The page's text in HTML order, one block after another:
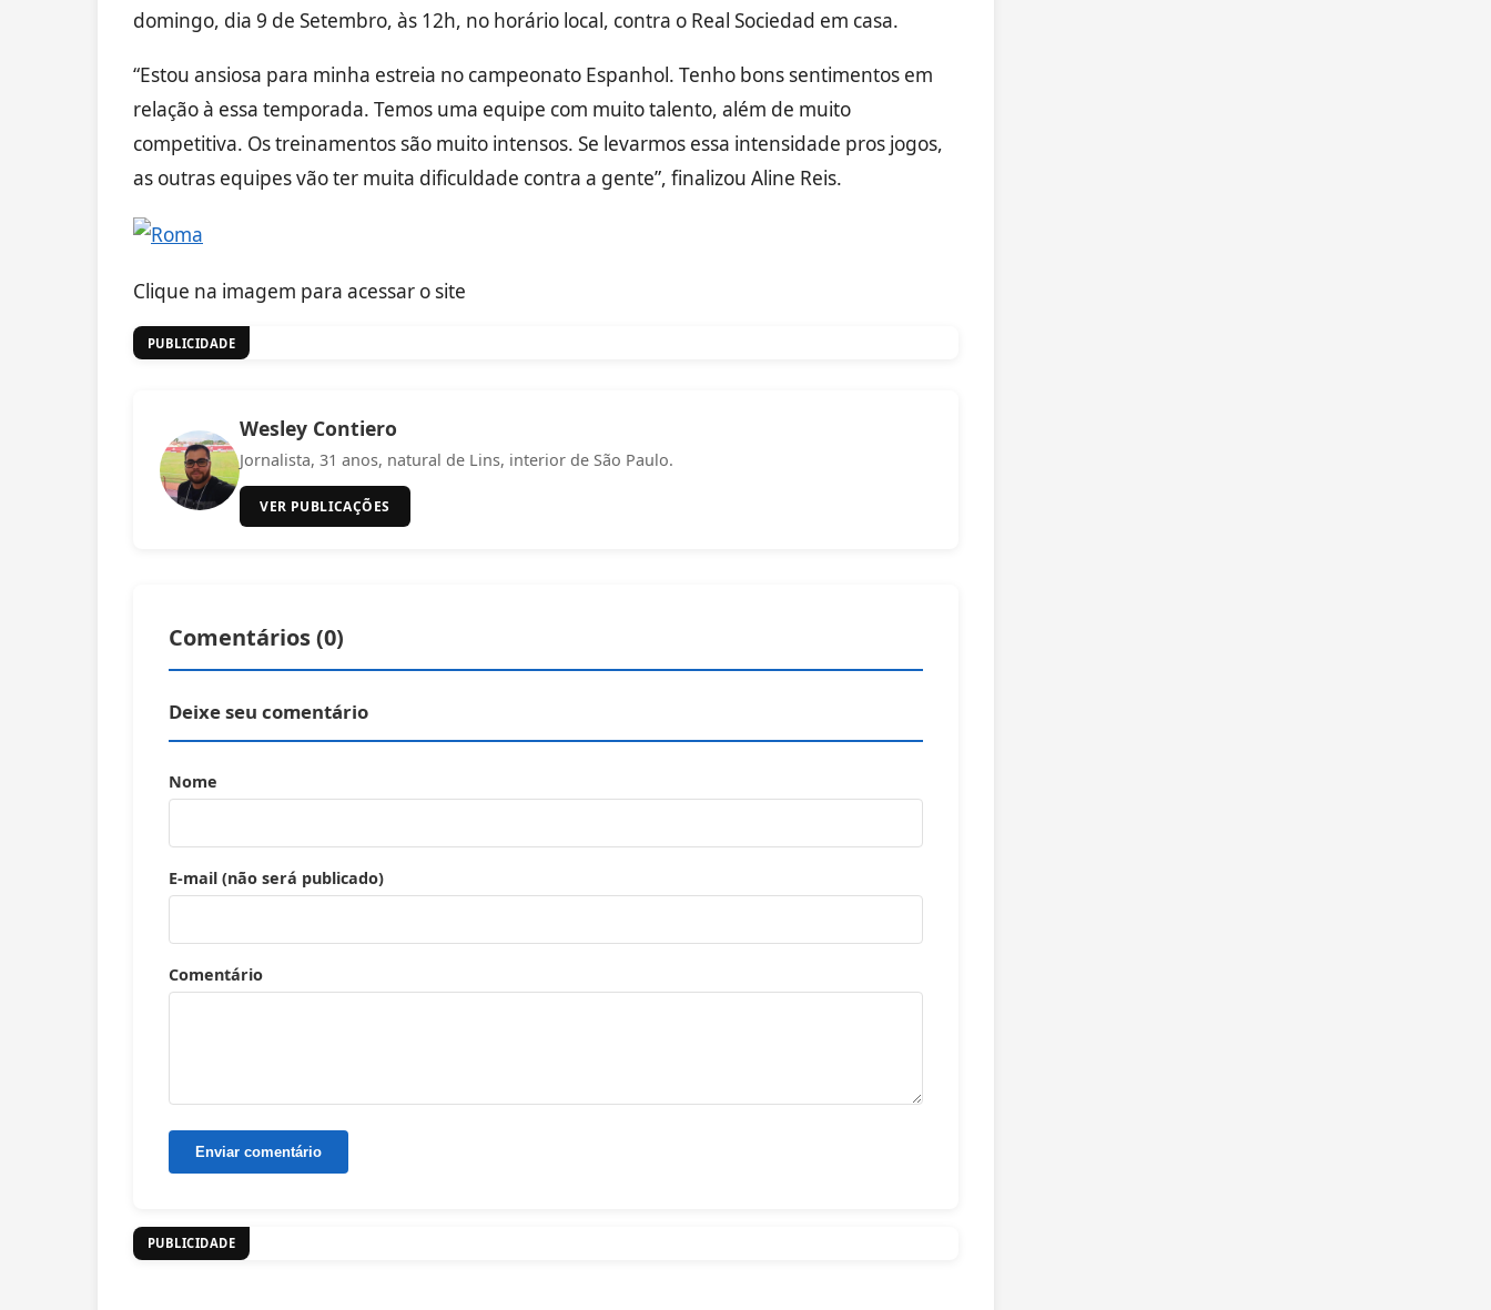
domingo, dia 9 de Setembro, às 12h, no horário local, contra o Real Sociedad em casa.
“Estou ansiosa para minha estreia no campeonato Espanhol. Tenho bons sentimentos em
relação à essa temporada. Temos uma equipe com muito talento, além de muito
competitiva. Os treinamentos são muito intensos. Se levarmos essa intensidade pros jogos,
as outras equipes vão ter muita dificuldade contra a gente”, finalizou Aline Reis.
Clique na imagem para acessar o site
PUBLICIDADE
Wesley Contiero
Jornalista, 31 anos, natural de Lins, interior de São Paulo.
VER PUBLICAÇÕES
Comentários (0)
Deixe seu comentário
Nome
E-mail (não será publicado)
Comentário
PUBLICIDADE